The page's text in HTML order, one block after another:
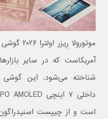
موتورولا
آمریکاست که در سایر
شناخته می‌شود. این گوشی